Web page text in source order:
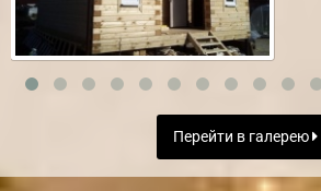
Перейти в галерею